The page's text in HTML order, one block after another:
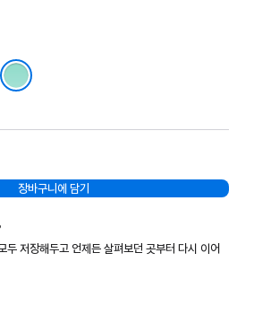
장바구니에 담기
두 저장해두고 언제든 살펴보던 곳부터 다시 이어